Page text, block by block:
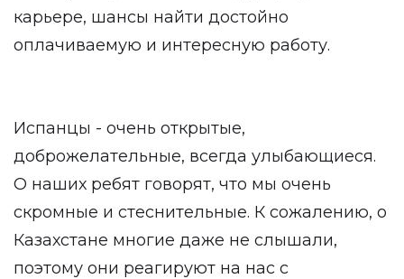
карьере, шансы найти достойно
оплачиваемую и интересную работу.
Испанцы - очень открытые,
доброжелательные, всегда улыбающиеся.
О наших ребят говорят, что мы очень
скромные и стеснительные. К сожалению, о
Казахстане многие даже не слышали,
поэтому они реагируют на нас с